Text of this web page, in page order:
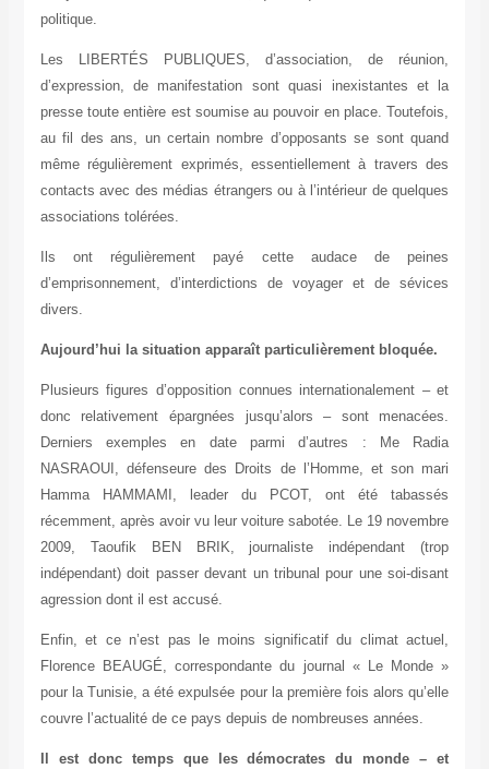
politique.
Les LIBERTÉS PUBLIQUES, d’association, de réunion,
d’expression, de manifestation sont quasi inexistantes et la
presse toute entière est soumise au pouvoir en place. Toutefois,
au fil des ans, un certain nombre d’opposants se sont quand
même régulièrement exprimés, essentiellement à travers des
contacts avec des médias étrangers ou à l’intérieur de quelques
associations tolérées.
Ils ont régulièrement payé cette audace de peines
d’emprisonnement, d’interdictions de voyager et de sévices
divers.
Aujourd’hui la situation apparaît particulièrement bloquée.
Plusieurs figures d’opposition connues internationalement – et
donc relativement épargnées jusqu’alors – sont menacées.
Derniers exemples en date parmi d’autres : Me Radia
NASRAOUI, défenseure des Droits de l’Homme, et son mari
Hamma HAMMAMI, leader du PCOT, ont été tabassés
récemment, après avoir vu leur voiture sabotée. Le 19 novembre
2009, Taoufik BEN BRIK, journaliste indépendant (trop
indépendant) doit passer devant un tribunal pour une soi-disant
agression dont il est accusé.
Enfin, et ce n’est pas le moins significatif du climat actuel,
Florence BEAUGÉ, correspondante du journal « Le Monde »
pour la Tunisie, a été expulsée pour la première fois alors qu’elle
couvre l’actualité de ce pays depuis de nombreuses années.
Il est donc temps que les démocrates du monde – et